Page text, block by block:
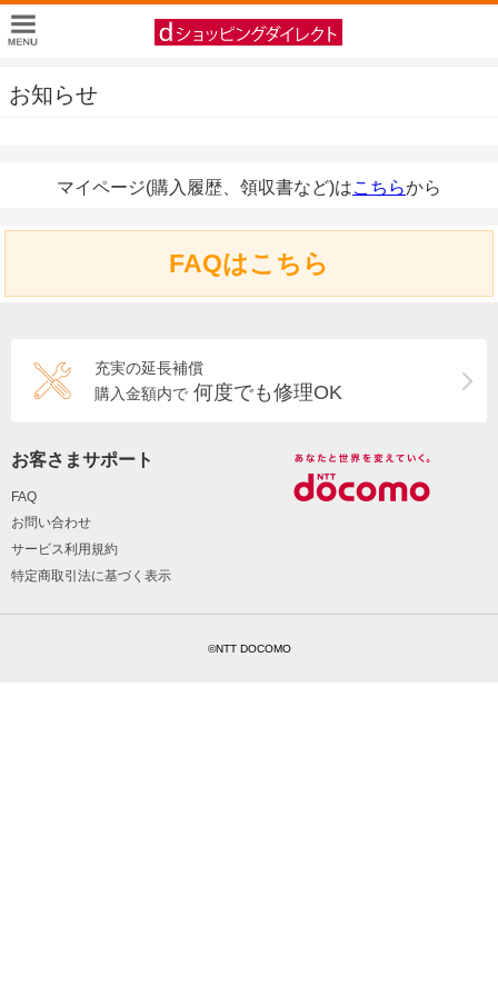
お知らせ
マイページ(購入履歴、領収書など)はこちらから
FAQはこちら
充実の延長補償
購入金額内で 何度でも修理OK
お客さまサポート
FAQ
お問い合わせ
サービス利用規約
特定商取引法に基づく表示
©NTT DOCOMO